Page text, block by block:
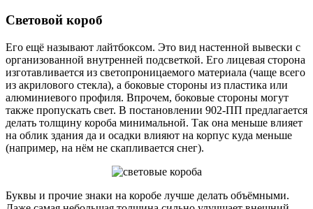
Световой короб
Его ещё называют лайтбоксом. Это вид настенной вывески с
организованной внутренней подсветкой. Его лицевая сторона
изготавливается из светопроницаемого материала (чаще всего
из акрилового стекла), а боковые стороны из пластика или
алюминиевого профиля. Впрочем, боковые стороны могут
также пропускать свет. В постановлении 902-ПП предлагается
делать толщину короба минимальной. Так она меньше влияет
на облик здания да и осадки влияют на корпус куда меньше
(например, на нём не скапливается снег).
Буквы и прочие знаки на коробе лучше делать объёмными.